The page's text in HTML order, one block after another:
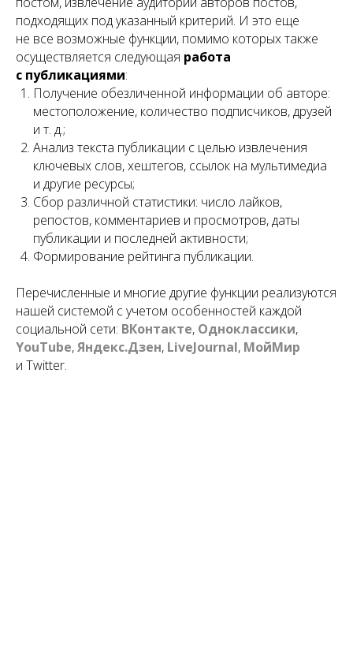
подходящих под указанный критерий. И это еще
не все возможные функции, помимо которых также
осуществляется следующая работа
с публикациями:
Получение обезличенной информации об авторе:
местоположение, количество подписчиков, друзей
и т. д.;
Анализ текста публикации с целью извлечения
ключевых слов, хештегов, ссылок на мультимедиа
и другие ресурсы;
Сбор различной статистики: число лайков,
репостов, комментариев и просмотров, даты
публикации и последней активности;
Формирование рейтинга публикации.
Перечисленные и многие другие функции реализуются
нашей системой с учетом особенностей каждой
социальной сети: ВКонтакте, Одноклассики,
YouTube,Яндекс.Дзен, LiveJournal, МойМир
и Twitter.